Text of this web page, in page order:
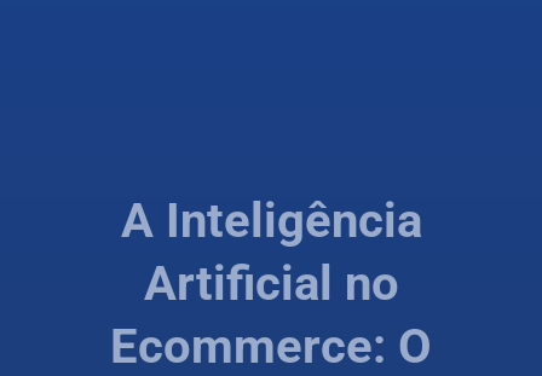
A Inteligência
Artificial no
Ecommerce: O